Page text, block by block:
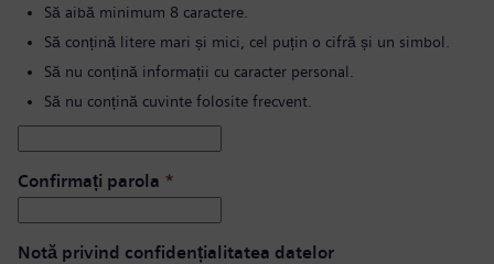
Să aibă minimum 8 caractere.
Să conțină litere mari și mici, cel puțin o cifră și un simbol.
Să nu conțină informații cu caracter personal.
Să nu conțină cuvinte folosite frecvent.
Confirmați parola *
Notă privind confidențialitatea datelor